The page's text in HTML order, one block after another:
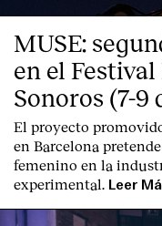
MUSE:
en el
Sonoros (7-9
El proyecto
en Barcelona
femenino en la
experimental. Leer